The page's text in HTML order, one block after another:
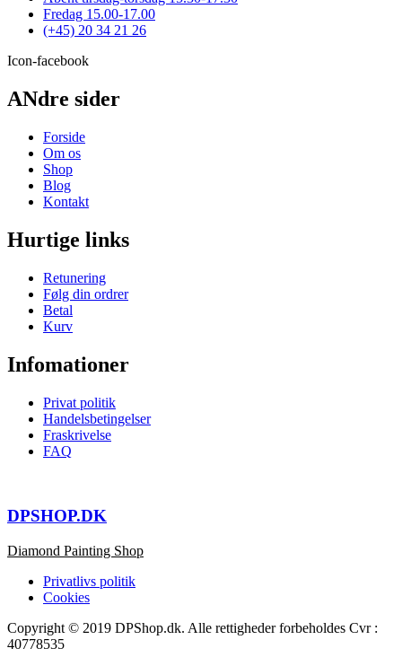
varesiden
Fredag 15.00-17.00
(+45) 20 34 21 26
Icon-facebook
ANdre sider
Forside
Om os
Shop
Blog
Kontakt
Hurtige links
Retunering
Følg din ordrer
Betal
Kurv
Infomationer
Privat politik
Handelsbetingelser
Fraskrivelse
FAQ
DPSHOP.DK
Diamond Painting Shop
Privatlivs politik
Cookies
Copyright © 2019 DPShop.dk. Alle rettigheder forbeholdes Cvr :
40778535